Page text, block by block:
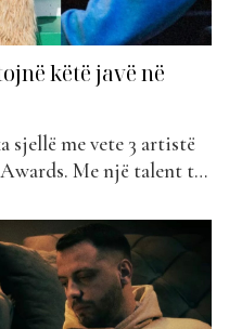
këtë javë në
sjellë me vete 3 artistë
Me një talent të
është ndër
shqiptare por...